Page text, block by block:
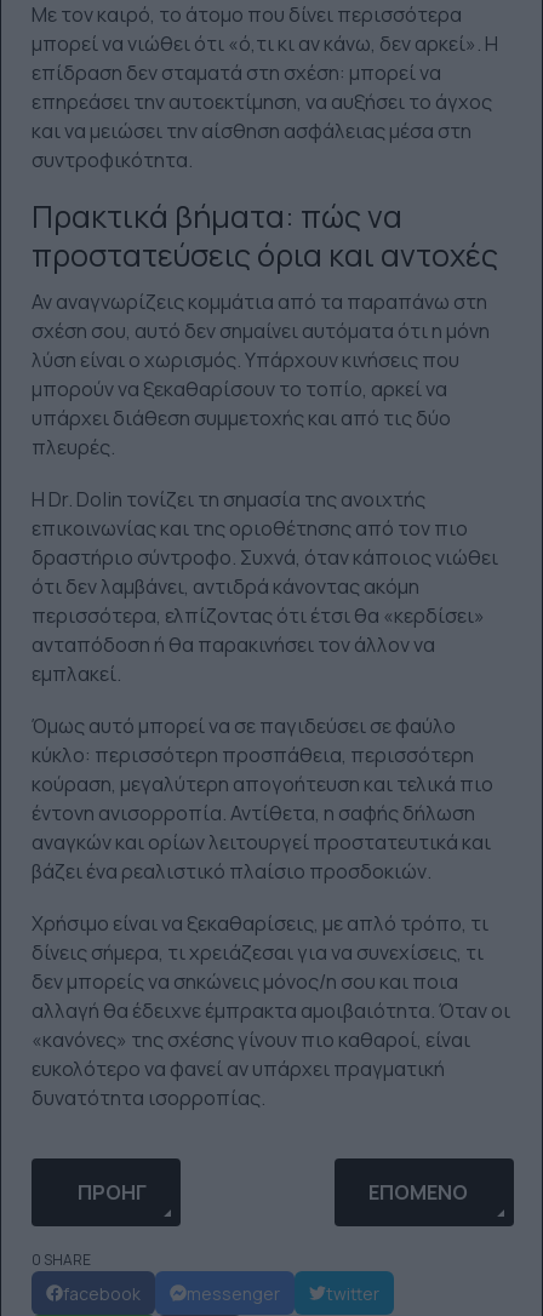
Με τον καιρό, το άτομο που δίνει περισσότερα
μπορεί να νιώθει ότι «ό,τι κι αν κάνω, δεν αρκεί». Η
επίδραση δεν σταματά στη σχέση: μπορεί να
επηρεάσει την αυτοεκτίμηση, να αυξήσει το άγχος
και να μειώσει την αίσθηση ασφάλειας μέσα στη
συντροφικότητα.
Πρακτικά βήματα: πώς να
προστατεύσεις όρια και αντοχές
Αν αναγνωρίζεις κομμάτια από τα παραπάνω στη
σχέση σου, αυτό δεν σημαίνει αυτόματα ότι η μόνη
λύση είναι ο χωρισμός. Υπάρχουν κινήσεις που
μπορούν να ξεκαθαρίσουν το τοπίο, αρκεί να
υπάρχει διάθεση συμμετοχής και από τις δύο
πλευρές.
Η Dr. Dolin τονίζει τη σημασία της ανοιχτής
επικοινωνίας και της οριοθέτησης από τον πιο
δραστήριο σύντροφο. Συχνά, όταν κάποιος νιώθει
ότι δεν λαμβάνει, αντιδρά κάνοντας ακόμη
περισσότερα, ελπίζοντας ότι έτσι θα «κερδίσει»
ανταπόδοση ή θα παρακινήσει τον άλλον να
εμπλακεί.
Όμως αυτό μπορεί να σε παγιδεύσει σε φαύλο
κύκλο: περισσότερη προσπάθεια, περισσότερη
κούραση, μεγαλύτερη απογοήτευση και τελικά πιο
έντονη ανισορροπία. Αντίθετα, η σαφής δήλωση
αναγκών και ορίων λειτουργεί προστατευτικά και
βάζει ένα ρεαλιστικό πλαίσιο προσδοκιών.
Χρήσιμο είναι να ξεκαθαρίσεις, με απλό τρόπο, τι
δίνεις σήμερα, τι χρειάζεσαι για να συνεχίσεις, τι
δεν μπορείς να σηκώνεις μόνος/η σου και ποια
αλλαγή θα έδειχνε έμπρακτα αμοιβαιότητα. Όταν οι
«κανόνες» της σχέσης γίνουν πιο καθαροί, είναι
ευκολότερο να φανεί αν υπάρχει πραγματική
δυνατότητα ισορροπίας.
ΠΡΟΗΓΟΎΜΕΝΟ ΆΡΘΡΟ: ΥΠΕΡΑΝΑΛΎΕΙΣ ΤΑ
ΠΡΟΗΓ ΕΠΌΜΕΝΟ ΆΡΘΡΟ:
ΕΠΌΜΕΝΟ
0 SHARE
facebook messenger twitter